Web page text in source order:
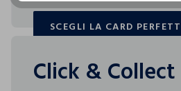
SCEGLI LA CARD
SCEGLI LA CARD
Click & Collect